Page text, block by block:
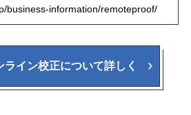
business-information/remoteproof/
イン校正について詳しく